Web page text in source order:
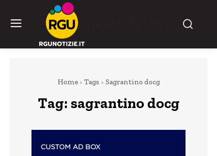
Home Tags Sagrantino docg
Tag: sagrantino docg